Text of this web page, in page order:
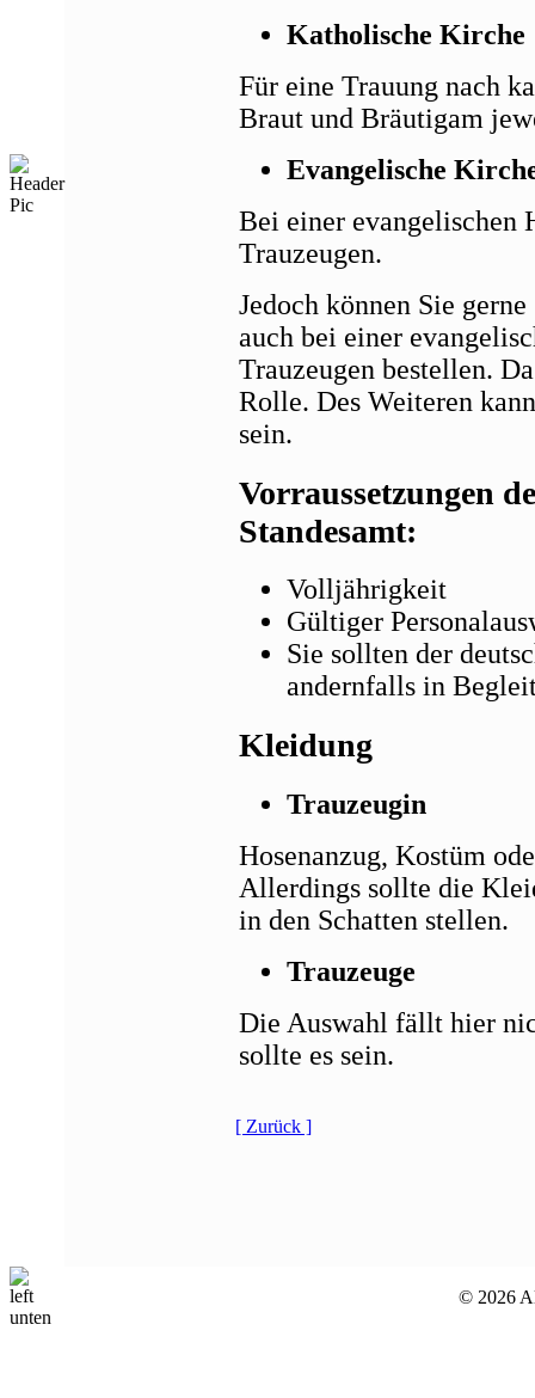
Katholische Kirche
Für eine Trauung nach
Braut und Bräutigam
Evangelische
Bei einer evangelischen
Trauzeugen.
Jedoch können Sie
auch bei einer
Trauzeugen bestellen.
Rolle. Des Weiteren
sein.
Vorraussetzungen
Standesamt:
Volljährigkeit
Gültiger
Sie sollten der
andernfalls in
Kleidung
Trauzeugin
Hosenanzug, Kostüm
Allerdings sollte die
in den Schatten stellen.
Trauzeuge
Die Auswahl fällt hier
sollte es sein.
[ Zurück ]
© 2026